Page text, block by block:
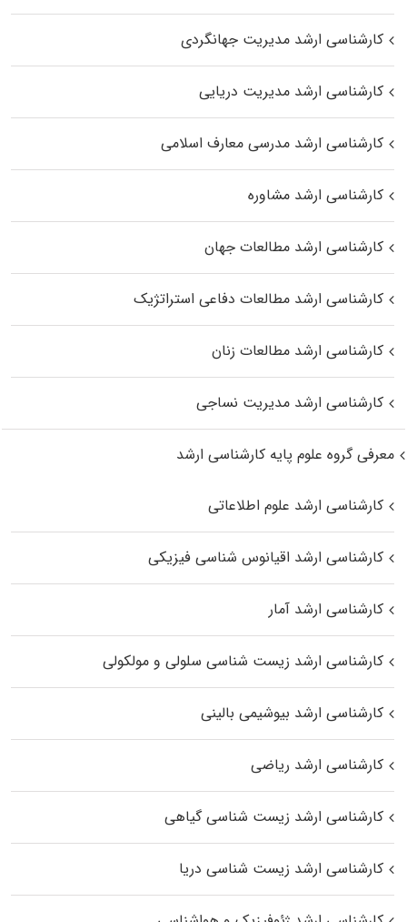
کارشناسی ارشد مدیریت جهانگردی
کارشناسی ارشد مدیریت دریایی
کارشناسی ارشد مدرسی معارف اسلامی
کارشناسی ارشد مشاوره
کارشناسی ارشد مطالعات جهان
کارشناسی ارشد مطالعات دفاعی استراتژیک
کارشناسی ارشد مطالعات زنان
کارشناسی ارشد مدیریت نساجی
معرفی گروه علوم پایه کارشناسی ارشد
کارشناسی ارشد علوم اطلاعاتی
کارشناسی ارشد اقیانوس‌ شناسی فیزیکی
کارشناسی ارشد آمار
کارشناسی ارشد زیست شناسی سلولی و مولکولی
کارشناسی ارشد بیوشیمی بالینی
کارشناسی ارشد ریاضی
کارشناسی ارشد زیست‌ شناسی گیاهی
کارشناسی ارشد زیست‌ شناسی دریا